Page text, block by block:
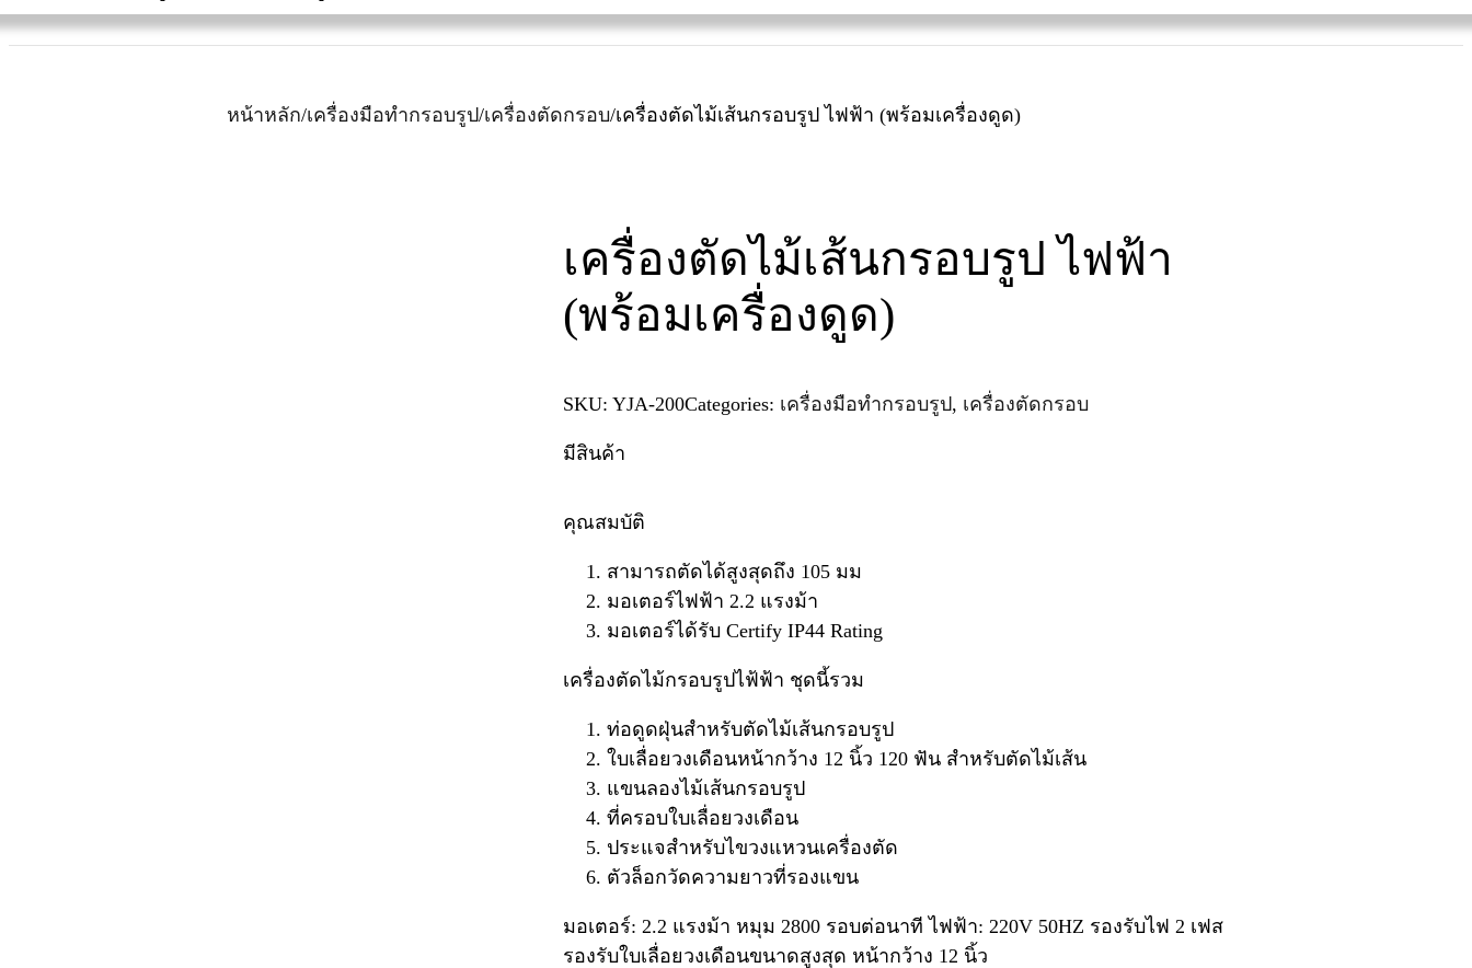
หน้าหลัก/เครื่องมือทำกรอบรูป/เครื่องตัดกรอบ/เครื่องตัดไม้เส้นกรอบรูป ไฟฟ้า (พร้อมเครื่องดูด)
เครื่องตัดไม้เส้นกรอบรูป ไฟฟ้า
(พร้อมเครื่องดูด)
SKU: YJA-200Categories: เครื่องมือทำกรอบรูป, เครื่องตัดกรอบ
มีสินค้า
คุณสมบัติ
สามารถตัดได้สูงสุดถึง 105 มม
มอเตอร์ไฟฟ้า 2.2 แรงม้า
มอเตอร์ได้รับ Certify IP44 Rating
เครื่องตัดไม้กรอบรูปไฟ้ฟ้า ชุดนี้รวม
ท่อดูดฝุ่นสำหรับตัดไม้เส้นกรอบรูป
ใบเลื่อยวงเดือนหน้ากว้าง 12 นิ้ว 120 ฟัน สำหรับตัดไม้เส้น
แขนลองไม้เส้นกรอบรูป
ที่ครอบใบเลื่อยวงเดือน
ประแจสำหรับไขวงแหวนเครื่องตัด
ตัวล็อกวัดความยาวที่รองแขน
มอเตอร์: 2.2 แรงม้า หมุม 2800 รอบต่อนาที ไฟฟ้า: 220V 50HZ รองรับไฟ 2 เฟส
รองรับใบเลื่อยวงเดือนขนาดสูงสุด หน้ากว้าง 12 นิ้ว